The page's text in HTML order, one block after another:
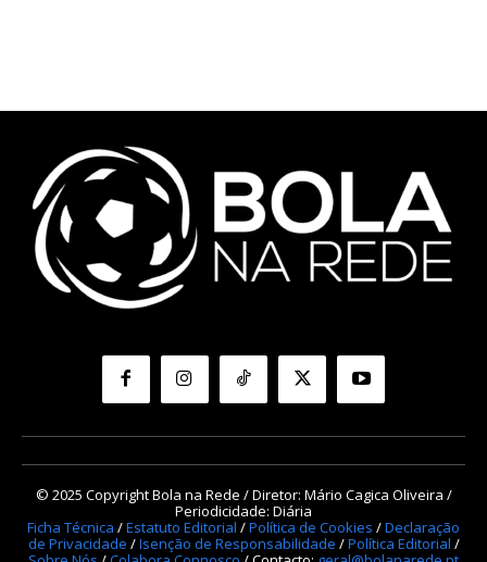
© 2025 Copyright Bola na Rede / Diretor: Mário Cagica Oliveira /
Periodicidade: Diária
Ficha Técnica /Estatuto Editorial /Política de Cookies /Declaração
de Privacidade /Isenção de Responsabilidade /Política Editorial /